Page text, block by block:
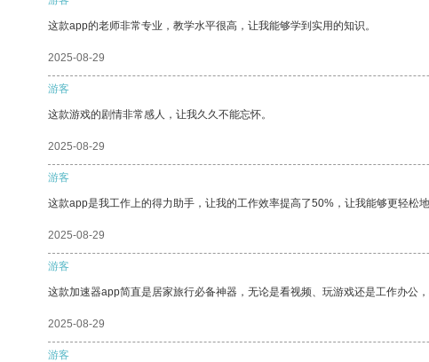
这款app的老师非常专业，教学水平很高，让我能够学到实用的知识。
2025-08-29
游客
这款游戏的剧情非常感人，让我久久不能忘怀。
2025-08-29
游客
这款app是我工作上的得力助手，让我的工作效率提高了50%，让我能够更轻松地
2025-08-29
游客
这款加速器app简直是居家旅行必备神器，无论是看视频、玩游戏还是工作办公
2025-08-29
游客